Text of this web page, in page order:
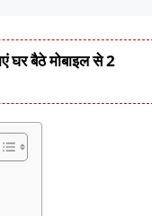
बैठे मोबाइल से 2